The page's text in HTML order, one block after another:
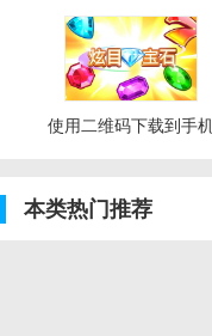
使用二维码下载到手
本类热门推荐